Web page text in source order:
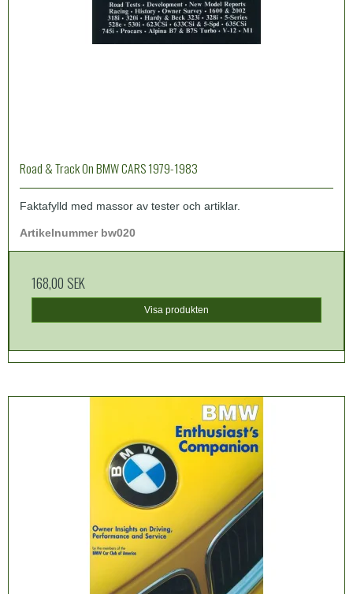
Road & Track On BMW CARS 1979-1983
Faktafylld med massor av tester och artiklar.
Artikelnummer bw020
168,00 SEK
Visa produkten